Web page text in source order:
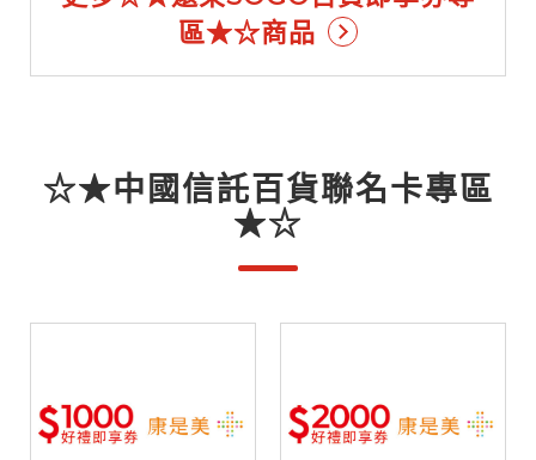
區★☆商品
☆★中國信託百貨聯名卡專區
★☆